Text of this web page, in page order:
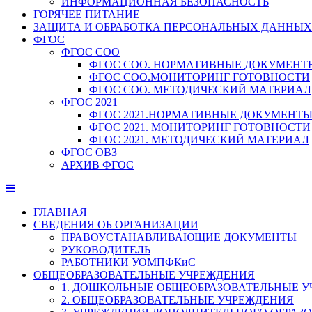
ГОРЯЧЕЕ ПИТАНИЕ
ЗАЩИТА И ОБРАБОТКА ПЕРСОНАЛЬНЫХ ДАННЫХ
ФГОС
ФГОС СОО
ФГОС СОО. НОРМАТИВНЫЕ
ФГОС СОО.МОНИТОРИНГ ГОТОВНОСТИ
ФГОС СОО. МЕТОДИЧЕСКИЙ МАТЕРИАЛ
ФГОС 2021
ФГОС 2021.НОРМАТИВНЫЕ ДОКУМЕНТЫ
ФГОС 2021. МОНИТОРИНГ ГОТОВНОСТИ
ФГОС 2021. МЕТОДИЧЕСКИЙ МАТЕРИАЛ
ФГОС ОВЗ
АРХИВ ФГОС
ГЛАВНАЯ
СВЕДЕНИЯ ОБ ОРГАНИЗАЦИИ
ПРАВОУСТАНАВЛИВАЮЩИЕ ДОКУМЕНТЫ
РУКОВОДИТЕЛЬ
РАБОТНИКИ УОМПФКиС
ОБЩЕОБРАЗОВАТЕЛЬНЫЕ УЧРЕЖДЕНИЯ
1. ДОШКОЛЬНЫЕ ОБЩЕОБРАЗОВАТЕЛЬНЫЕ
2. ОБЩЕОБРАЗОВАТЕЛЬНЫЕ УЧРЕЖДЕНИЯ